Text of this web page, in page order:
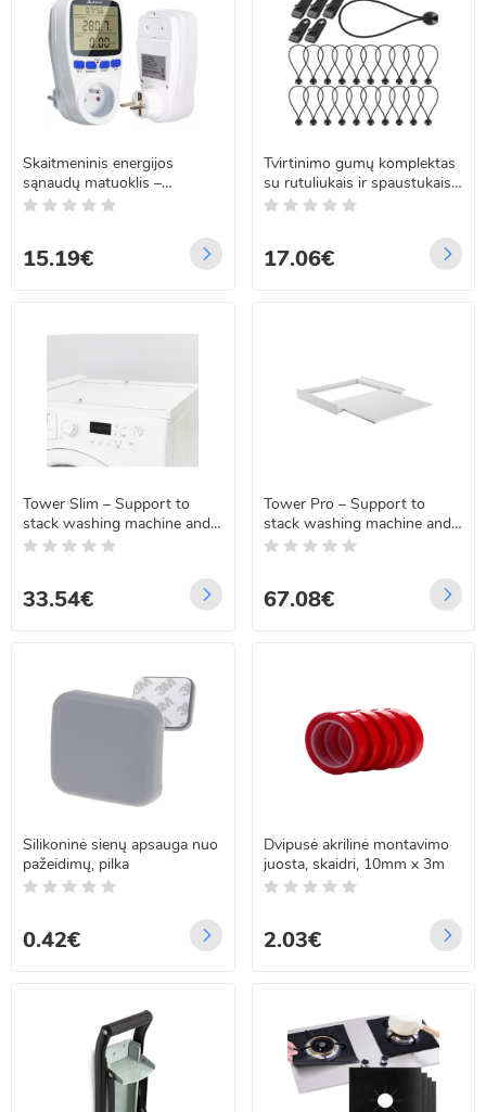
Skaitmeninis energijos
sąnaudų matuoklis –
vatmetras, 23576
15.19€
Tvirtinimo gumų komplektas
su rutuliukais ir spaustukais
Springos GA0034
17.06€
Tower Slim – Support to
stack washing machine and
dryer
33.54€
Tower Pro – Support to
stack washing machine and
dryer, with removable shelf
67.08€
Silikoninė sienų apsauga nuo
pažeidimų, pilka
0.42€
Dvipusė akrilinė montavimo
juosta, skaidri, 10mm x 3m
2.03€